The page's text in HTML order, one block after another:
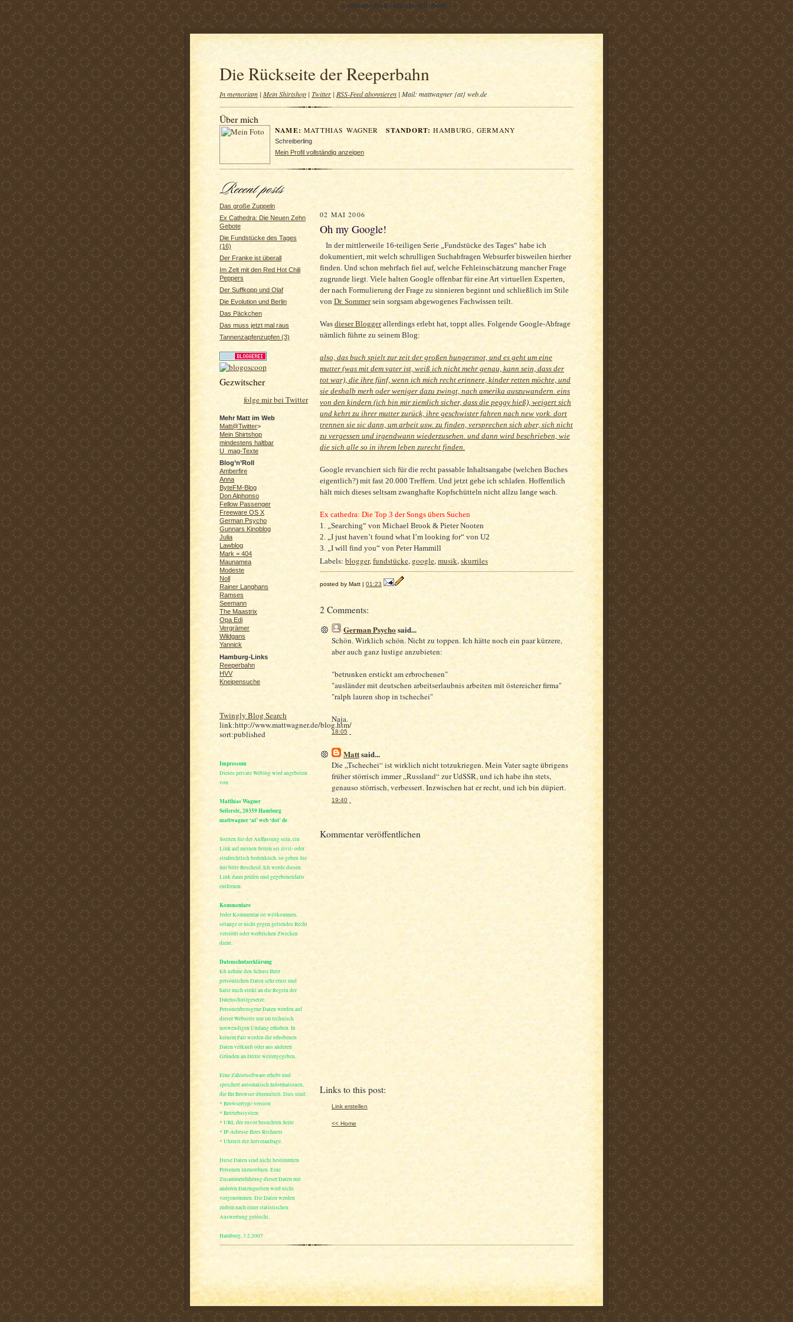
.comment-link {margin-left:.6em;}
Die Rückseite der Reeperbahn
In memoriam |Mein Shirtshop |Twitter | RSS-Feed abonnieren | Mail: mattwagner {at} web.de
Über mich
NAME: MATTHIAS WAGNER STANDORT: HAMBURG, GERMANY
Schreiberling
Mein Profil vollständig anzeigen
Das große Zuppeln
Ex Cathedra: Die Neuen Zehn
Gebote
Die Fundstücke des Tages
(16)
Der Franke ist überall
Im Zelt mit den Red Hot Chili
Peppers
Der Suffkopp und Olaf
Die Evolution und Berlin
Das Päckchen
Das muss jetzt mal raus
Tannenzapfenzupfen (3)
Gezwitscher
folge mir bei Twitter
Mehr Matt im Web
Matt@Twitter>
Mein Shirtshop
mindestens haltbar
U_mag-Texte
Blog’n’Roll
Amberfire
Anna
ByteFM-Blog
Don Alphonso
Fellow Passenger
Freeware OS X
German Psycho
Gunnars Kinoblog
Julia
Lawblog
Mark = 404
Maunamea
Modeste
Noll
Rainer Langhans
Ramses
Seemann
The Maastrix
Opa Edi
Vergrämer
Wildgans
Yannick
Hamburg-Links
Reeperbahn
HVV
Kneipensuche
Twingly Blog Search
link:http://www.mattwagner.de/blog.htm/
sort:published
Impressum
Dieses private Weblog wird angeboten
von
Matthias Wagner
Seilerstr., 20359 Hamburg
mattwagner ‘at’ web ‘dot’ de
Sollten Sie der Auffassung sein, ein
Link auf meinen Seiten sei zivil- oder
strafrechtlich bedenklich, so geben Sie
mir bitte Bescheid. Ich werde diesen
Link dann prüfen und gegebenenfalls
entfernen.
Kommentare
Jeder Kommentar ist willkommen,
solange er nicht gegen geltendes Recht
verstößt oder werblichen Zwecken
dient.
Datenschutzerklärung
Ich nehme den Schutz Ihrer
persönlichen Daten sehr ernst und
halte mich strikt an die Regeln der
Datenschutzgesetze.
Personenbezogene Daten werden auf
dieser Webseite nur im technisch
notwendigen Umfang erhoben. In
keinem Fall werden die erhobenen
Daten verkauft oder aus anderen
Gründen an Dritte weitergegeben.
Eine Zählersoftware erhebt und
speichert automatisch Informationen,
die Ihr Browser übermittelt. Dies sind:
* Browsertyp/-version
* Betriebssystem
* URL der zuvor besuchten Seite
* IP-Adresse Ihres Rechners
* Uhrzeit der Serveranfrage.
Diese Daten sind nicht bestimmten
Personen zuzuordnen. Eine
Zusammenführung dieser Daten mit
anderen Datenquellen wird nicht
vorgenommen. Die Daten werden
zudem nach einer statistischen
Auswertung gelöscht.
Hamburg, 3.2.2007
02 MAI 2006
Oh my Google!
In der mittlerweile 16-teiligen Serie „Fundstücke des Tages“ habe ich
dokumentiert, mit welch schrulligen Suchabfragen Websurfer bisweilen hierher
finden. Und schon mehrfach fiel auf, welche Fehleinschätzung mancher Frage
zugrunde liegt. Viele halten Google offenbar für eine Art virtuellen Experten,
der nach Formulierung der Frage zu sinnieren beginnt und schließlich im Stile
von Dr. Sommersein sorgsam abgewogenes Fachwissen teilt.
Was dieser Bloggerallerdings erlebt hat, toppt alles. Folgende Google-Abfrage
nämlich führte zu seinem Blog:
also, das buch spielt zur zeit der großen hungersnot, und es geht um eine
mutter (was mit dem vater ist, weiß ich nicht mehr genau, kann sein, dass der
tot war), die ihre fünf, wenn ich mich recht erinnere, kinder retten möchte, und
sie deshalb merh oder weniger dazu zwingt, nach amerika auszuwandern. eins
von den kindern (ich bin mir ziemlich sicher, dass die peggy hieß), weigert sich
und kehrt zu ihrer mutter zurück, ihre geschwister fahren nach new york. dort
trennen sie sic dann, um arbeit usw. zu finden, versprechen sich aber, sich nicht
zu vergessen und irgendwann wiederzusehen. und dann wird beschrieben, wie
die sich alle so in ihrem leben zurecht finden.
Google revanchiert sich für die recht passable Inhaltsangabe (welchen Buches
eigentlich?) mit fast 20.000 Treffern. Und jetzt gehe ich schlafen. Hoffentlich
hält mich dieses seltsam zwanghafte Kopfschütteln nicht allzu lange wach.
Ex cathedra: Die Top 3 der Songs übers Suchen
1. „Searching“ von Michael Brook & Pieter Nooten
2. „I just haven’t found what I’m looking for“ von U2
3. „I will find you“ von Peter Hammill
Labels: blogger,fundstücke, google,musik,skurriles
posted by Matt | 01:23
2 Comments:
German Psycho said...
Schön. Wirklich schön. Nicht zu toppen. Ich hätte noch ein paar kürzere,
aber auch ganz lustige anzubieten:
"betrunken erstickt am erbrochenen"
"ausländer mit deutschen arbeitserlaubnis arbeiten mit östereicher firma"
"ralph lauren shop in tschechei"
Naja.
18:05
Mattsaid...
Die „Tschechei“ ist wirklich nicht totzukriegen. Mein Vater sagte übrigens
früher störrisch immer „Russland“ zur UdSSR, und ich habe ihn stets,
genauso störrisch, verbessert. Inzwischen hat er recht, und ich bin düpiert.
19:40
Kommentar veröffentlichen
Links to this post:
Link erstellen
<< Home